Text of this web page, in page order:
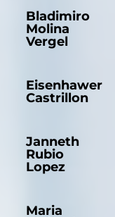
Bladimiro
Molina
Vergel
Eisenhawer
Castrillon
Janneth
Rubio
Lopez
Maria